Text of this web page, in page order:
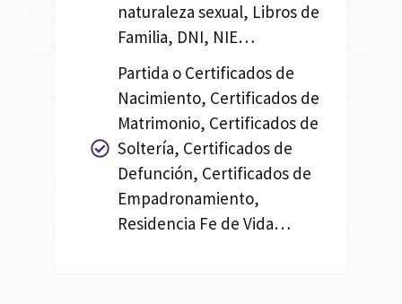
naturaleza sexual, Libros de
Familia, DNI, NIE…
Partida o Certificados de
Nacimiento, Certificados de
Matrimonio, Certificados de
Soltería, Certificados de
Defunción, Certificados de
Empadronamiento,
Residencia Fe de Vida…